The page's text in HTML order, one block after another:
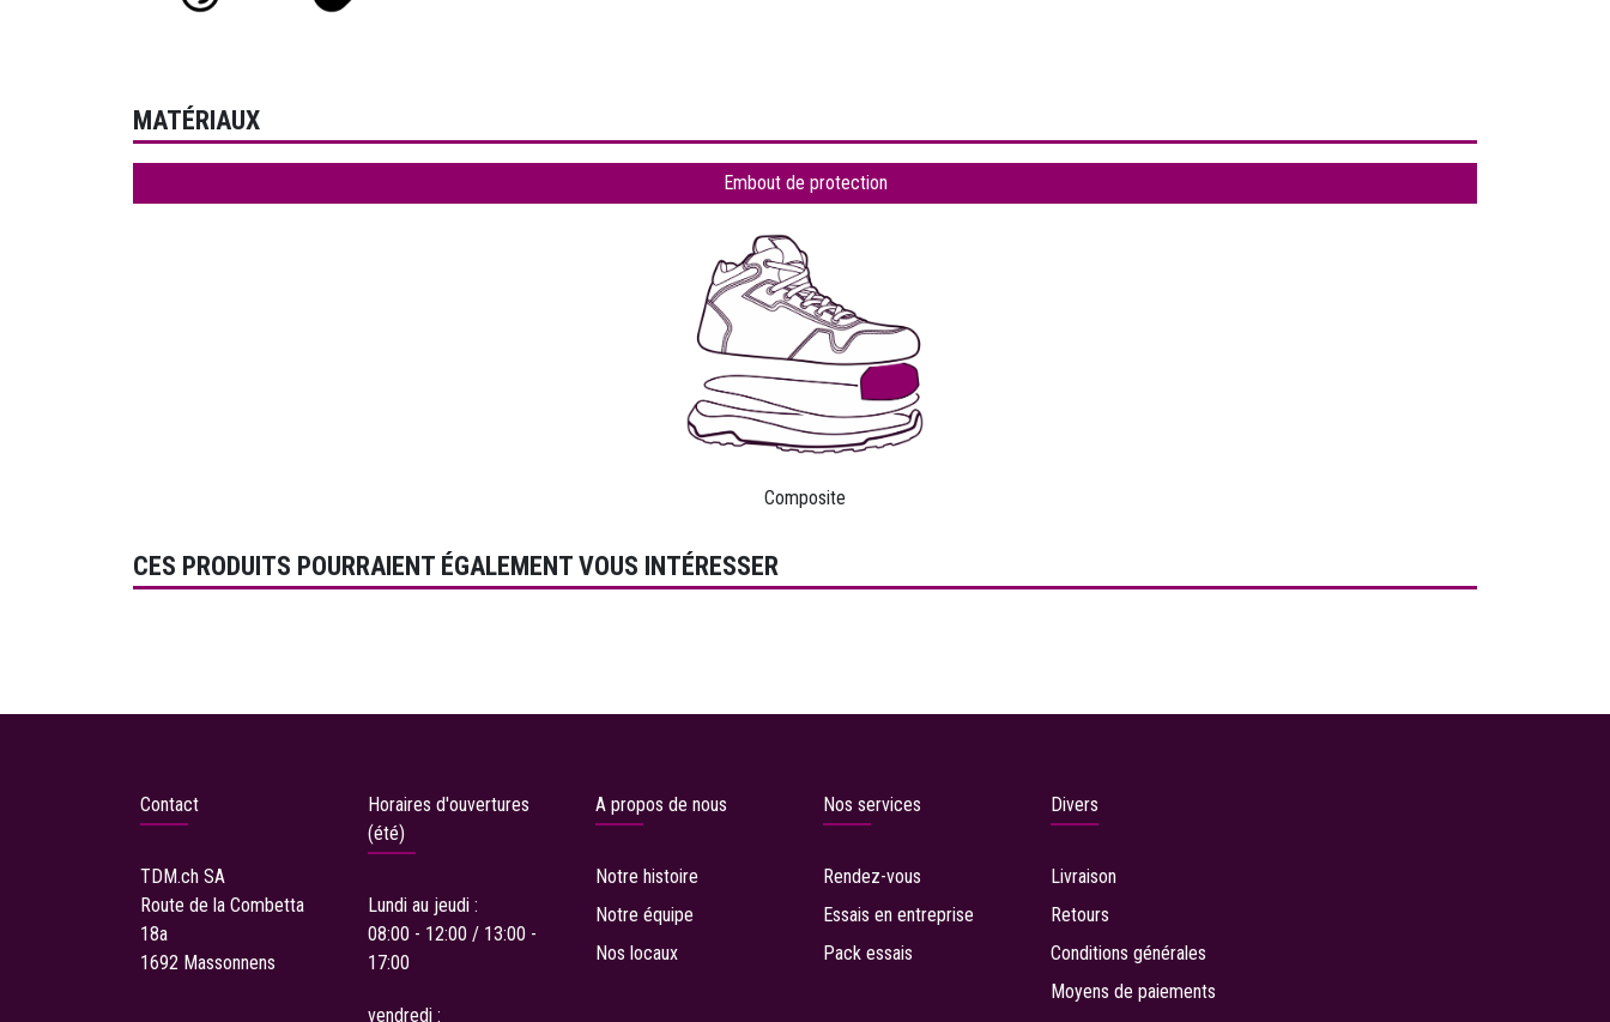
MATÉRIAUX
Embout de protection
Composite
CES PRODUITS POURRAIENT ÉGALEMENT VOUS INTÉRESSER
Contact
TDM.ch SA
Route de la Combetta
18a
1692 Massonnens
Horaires d'ouvertures
(été)
Lundi au jeudi :
08:00 - 12:00 / 13:00 -
17:00
vendredi :
A propos de nous
Notre histoire
Notre équipe
Nos locaux
Nos services
Rendez-vous
Essais en entreprise
Pack essais
Divers
Livraison
Retours
Conditions générales
Moyens de paiements